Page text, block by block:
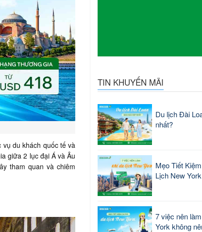
vụ du khách quốc tế và
giữa 2 lục đại Á và Âu
tham quan và chiêm
TIN KHUYẾN MÃI
Du lịch Đài
nhất?
Mẹo Tiết
Lịch New
7 việc nên
York không